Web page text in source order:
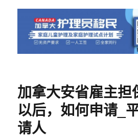
加拿大安省雇主担
以后，如何申请_
请人